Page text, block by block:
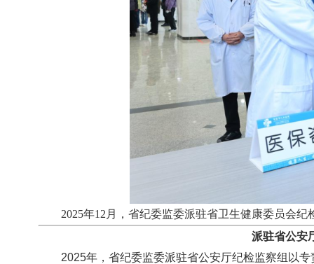
2025年12月，省纪委监委派驻省卫生健康委员会
派驻省公安
2025年，省纪委监委派驻省公安厅纪检监察组以